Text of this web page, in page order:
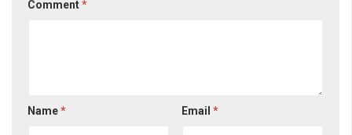
Comment*
Name* Email*